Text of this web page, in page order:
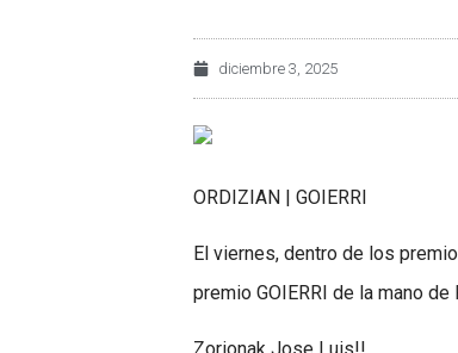
diciembre 3, 2025
ORDIZIAN | GOIERRI
El viernes, dentro de los
premio GOIERRI de la mano de